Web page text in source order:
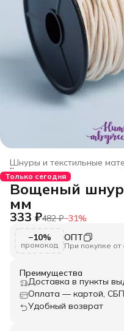
Шнуры и текстильные
Главная ›
Только сегодня
Вощеный шнур
мм
333 ₽482 ₽−31%
−10%
промокод
ОПТ
При покупке от
Преимущества
Доставка в пункты
Оплата — картой,
Удобный возврат